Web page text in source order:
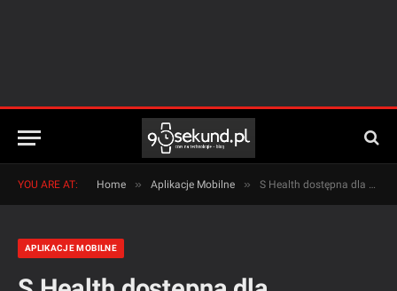
YOU ARE AT: Home » Aplikacje Mobilne » S Health dostępna dla wszystkich w sklepie Google Play!
APLIKACJE MOBILNE